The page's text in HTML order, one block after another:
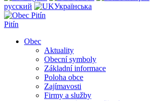
русский
Українська
Pitín
Obec
Aktuality
Obecní symboly
Základní informace
Poloha obce
Zajímavosti
Firmy a služby